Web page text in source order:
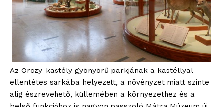
Az Orczy-kastély gyönyörű parkjának a kastéllyal
ellentétes sarkába helyezett, a növényzet miatt szinte
alig észrevehető, küllemében a környezethez és a